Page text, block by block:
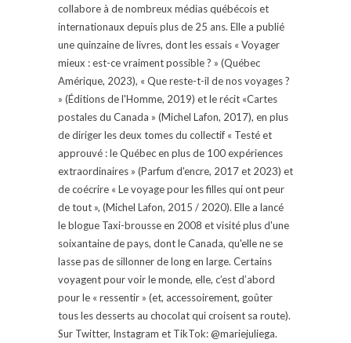
collabore à de nombreux médias québécois et
internationaux depuis plus de 25 ans. Elle a publié
une quinzaine de livres, dont les essais « Voyager
mieux : est-ce vraiment possible ? » (Québec
Amérique, 2023), « Que reste-t-il de nos voyages ?
» (Éditions de l'Homme, 2019) et le récit «Cartes
postales du Canada » (Michel Lafon, 2017), en plus
de diriger les deux tomes du collectif « Testé et
approuvé : le Québec en plus de 100 expériences
extraordinaires » (Parfum d'encre, 2017 et 2023) et
de coécrire « Le voyage pour les filles qui ont peur
de tout », (Michel Lafon, 2015 / 2020). Elle a lancé
le blogue Taxi-brousse en 2008 et visité plus d'une
soixantaine de pays, dont le Canada, qu'elle ne se
lasse pas de sillonner de long en large. Certains
voyagent pour voir le monde, elle, c’est d’abord
pour le « ressentir » (et, accessoirement, goûter
tous les desserts au chocolat qui croisent sa route).
Sur Twitter, Instagram et TikTok: @mariejuliega.